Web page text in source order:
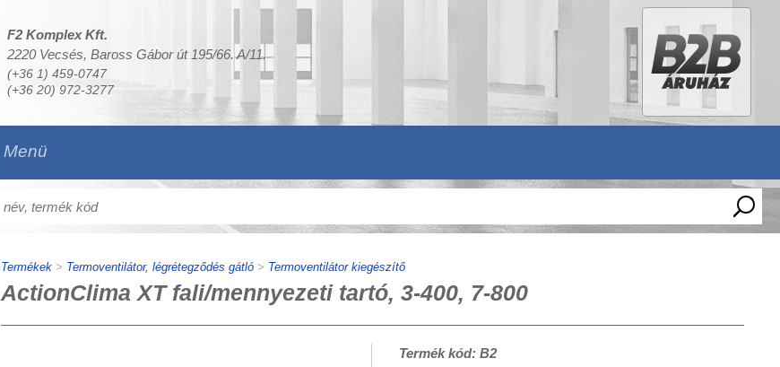
F2 Komplex Kft.
2220 Vecsés, Baross Gábor út 195/66. A/11.
(+36 1) 459-0747
(+36 20) 972-3277
Menü
Termékek> Termoventilátor, légrétegződés gátló> Termoventilátor kiegészítő
ActionClima XT fali/mennyezeti tartó, 3-400, 7-800
Termék kód: B2